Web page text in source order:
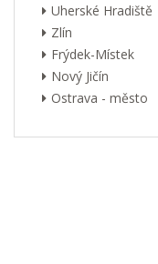
Uherské Hradiště
Zlín
Frýdek-Místek
Nový Jičín
Ostrava - město